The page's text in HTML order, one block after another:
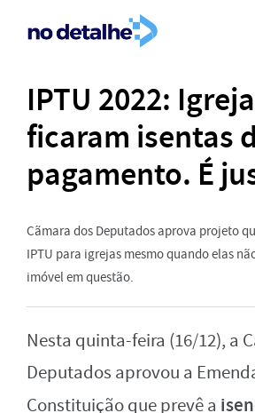
IPTU 2022:
ficaram isentas
pagamento. É
Cãmara dos Deputados aprova projeto
IPTU para igrejas mesmo quando elas
imóvel em questão.
Nesta quinta-feira (16/12), a
Deputados aprovou a
Constituição que prevê a